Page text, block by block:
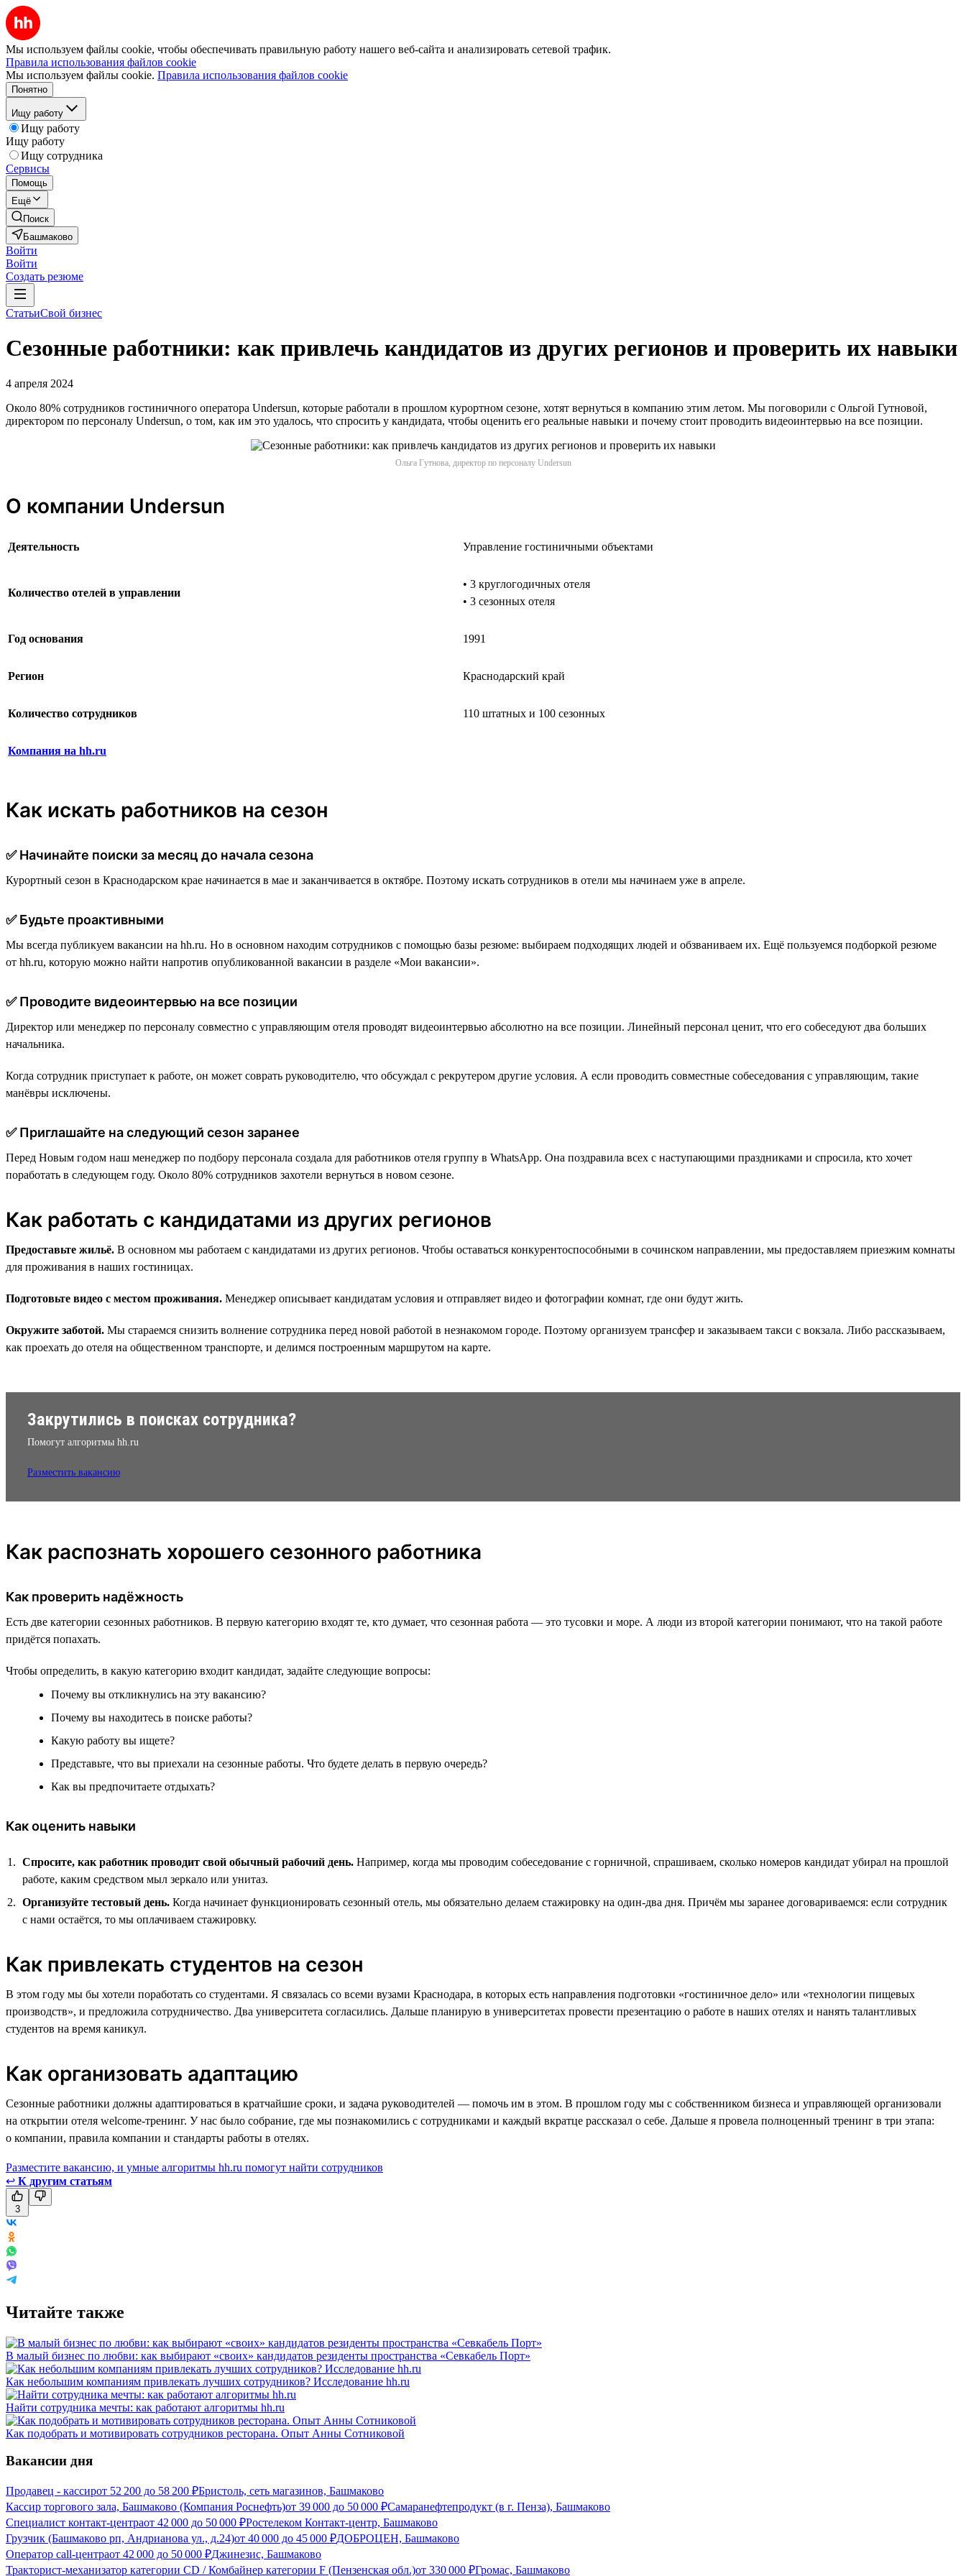
Мы используем файлы cookie, чтобы обеспечивать правильную работу нашего веб-сайта и анализировать сетевой трафик.
Правила использования файлов cookie
Мы используем файлы cookie. Правила использования файлов cookie
Понятно
Ищу работу
Ищу работу
Ищу работу
Ищу сотрудника
Сервисы
Помощь
Ещё
Поиск
Башмаково
Войти
Войти
Создать резюме
СтатьиСвой бизнес
Сезонные работники: как привлечь кандидатов из других регионов и проверить их навыки
4 апреля 2024
Около 80% сотрудников гостиничного оператора Undersun, которые работали в прошлом курортном сезоне, хотят вернуться в компанию этим летом. Мы поговорили с Ольгой Гутновой,
директором по персоналу Undersun, о том, как им это удалось, что спросить у кандидата, чтобы оценить его реальные навыки и почему стоит проводить видеоинтервью на все позиции.
Ольга Гутнова, директор по персоналу Undersun
О компании Undersun
Деятельность Управление гостиничными объектами
Количество отелей в управлении
• 3 круглогодичных отеля
• 3 сезонных отеля
Год основания 1991
Регион Краснодарский край
Количество сотрудников 110 штатных и 100 сезонных
Компания на hh.ru
Как искать работников на сезон
✅ Начинайте поиски за месяц до начала сезона
Курортный сезон в Краснодарском крае начинается в мае и заканчивается в октябре. Поэтому искать сотрудников в отели мы начинаем уже в апреле.
✅ Будьте проактивными
Мы всегда публикуем вакансии на hh.ru. Но в основном находим сотрудников с помощью базы резюме: выбираем подходящих людей и обзваниваем их. Ещё пользуемся подборкой резюме
от hh.ru, которую можно найти напротив опубликованной вакансии в разделе «Мои вакансии».
✅ Проводите видеоинтервью на все позиции
Директор или менеджер по персоналу совместно с управляющим отеля проводят видеоинтервью абсолютно на все позиции. Линейный персонал ценит, что его собеседуют два больших
начальника.
Когда сотрудник приступает к работе, он может соврать руководителю, что обсуждал с рекрутером другие условия. А если проводить совместные собеседования с управляющим, такие
манёвры исключены.
✅ Приглашайте на следующий сезон заранее
Перед Новым годом наш менеджер по подбору персонала создала для работников отеля группу в WhatsApp. Она поздравила всех с наступающими праздниками и спросила, кто хочет
поработать в следующем году. Около 80% сотрудников захотели вернуться в новом сезоне.
Как работать с кандидатами из других регионов
Предоставьте жильё. В основном мы работаем с кандидатами из других регионов. Чтобы оставаться конкурентоспособными в сочинском направлении, мы предоставляем приезжим комнаты
для проживания в наших гостиницах.
Подготовьте видео с местом проживания. Менеджер описывает кандидатам условия и отправляет видео и фотографии комнат, где они будут жить.
Окружите заботой. Мы стараемся снизить волнение сотрудника перед новой работой в незнакомом городе. Поэтому организуем трансфер и заказываем такси с вокзала. Либо рассказываем,
как проехать до отеля на общественном транспорте, и делимся построенным маршрутом на карте.
Закрутились в поисках сотрудника?
Помогут алгоритмы hh.ru
Разместить вакансию
Как распознать хорошего сезонного работника
Как проверить надёжность
Есть две категории сезонных работников. В первую категорию входят те, кто думает, что сезонная работа — это тусовки и море. А люди из второй категории понимают, что на такой работе
придётся попахать.
Чтобы определить, в какую категорию входит кандидат, задайте следующие вопросы:
Почему вы откликнулись на эту вакансию?
Почему вы находитесь в поиске работы?
Какую работу вы ищете?
Представьте, что вы приехали на сезонные работы. Что будете делать в первую очередь?
Как вы предпочитаете отдыхать?
Как оценить навыки
Спросите, как работник проводит свой обычный рабочий день. Например, когда мы проводим собеседование с горничной, спрашиваем, сколько номеров кандидат убирал на прошлой
работе, каким средством мыл зеркало или унитаз.
Организуйте тестовый день. Когда начинает функционировать сезонный отель, мы обязательно делаем стажировку на один-два дня. Причём мы заранее договариваемся: если сотрудник
с нами остаётся, то мы оплачиваем стажировку.
Как привлекать студентов на сезон
В этом году мы бы хотели поработать со студентами. Я связалась со всеми вузами Краснодара, в которых есть направления подготовки «гостиничное дело» или «технологии пищевых
производств», и предложила сотрудничество. Два университета согласились. Дальше планирую в университетах провести презентацию о работе в наших отелях и нанять талантливых
студентов на время каникул.
Как организовать адаптацию
Сезонные работники должны адаптироваться в кратчайшие сроки, и задача руководителей — помочь им в этом. В прошлом году мы с собственником бизнеса и управляющей организовали
на открытии отеля welcome-тренинг. У нас было собрание, где мы познакомились с сотрудниками и каждый вкратце рассказал о себе. Дальше я провела полноценный тренинг в три этапа:
о компании, правила компании и стандарты работы в отелях.
Разместите вакансию, и умные алгоритмы hh.ru помогут найти сотрудников
↩ К другим статьям
3
Читайте также
В малый бизнес по любви: как выбирают «своих» кандидатов резиденты пространства «Севкабель Порт»
Как небольшим компаниям привлекать лучших сотрудников? Исследование hh.ru
Найти сотрудника мечты: как работают алгоритмы hh.ru
Как подобрать и мотивировать сотрудников ресторана. Опыт Анны Сотниковой
Вакансии дня
Продавец - кассирот 52 200 до 58 200 ₽Бристоль, сеть магазинов, Башмаково
Кассир торгового зала, Башмаково (Компания Роснефть)от 39 000 до 50 000 ₽Самаранефтепродукт (в г. Пенза), Башмаково
Специалист контакт-центраот 42 000 до 50 000 ₽Ростелеком Контакт-центр, Башмаково
Грузчик (Башмаково рп, Андрианова ул., д.24)от 40 000 до 45 000 ₽ДОБРОЦЕН, Башмаково
Оператор call-центраот 42 000 до 50 000 ₽Джинезис, Башмаково
Тракторист-механизатор категории CD / Комбайнер категории F (Пензенская обл.)от 330 000 ₽Громас, Башмаково